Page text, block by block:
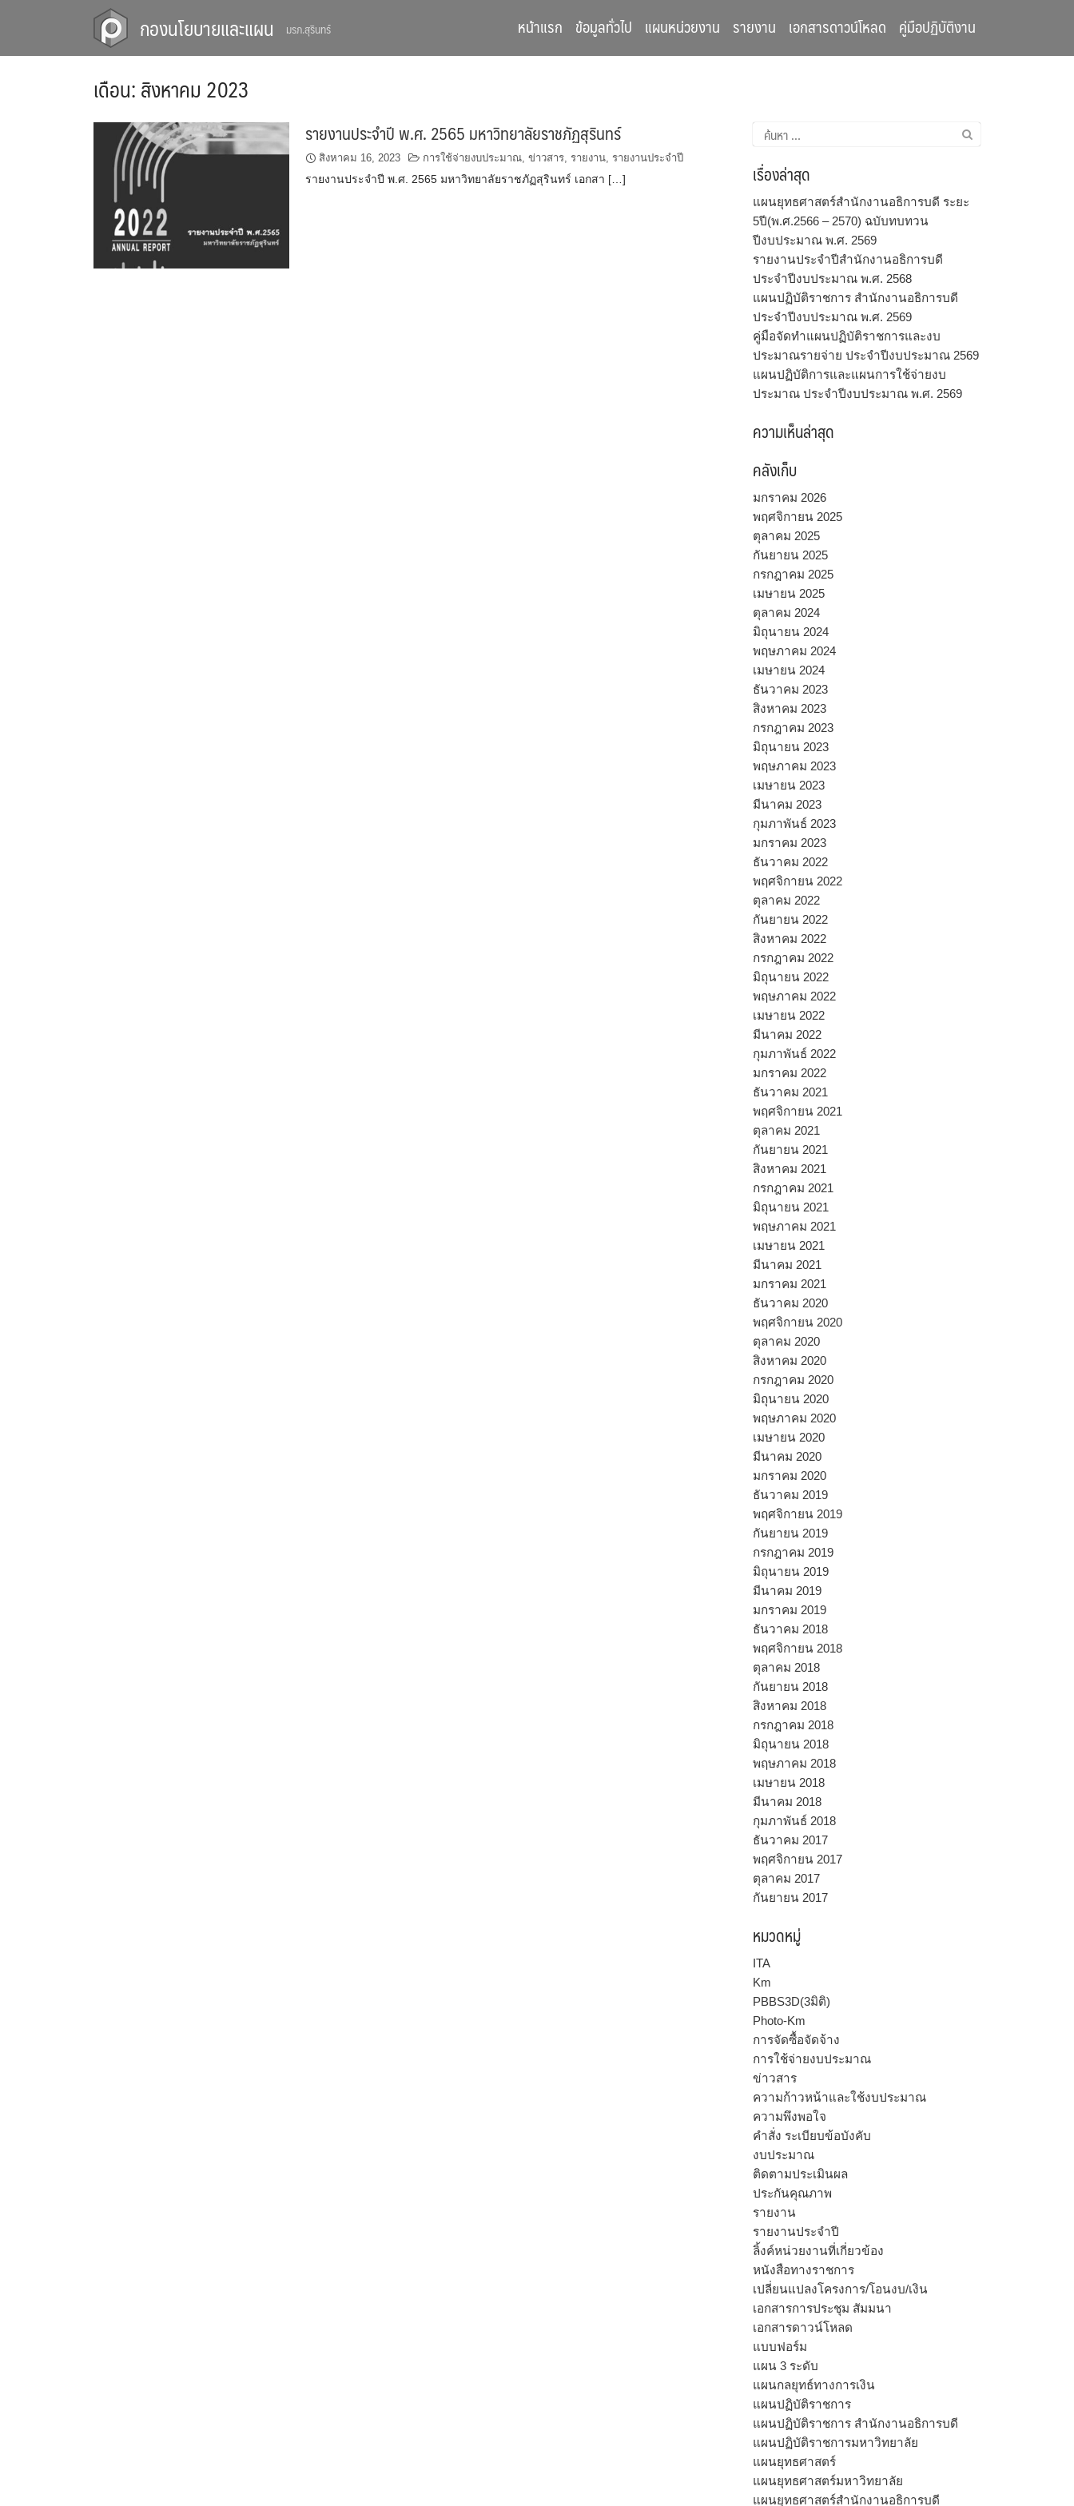
กองนโยบายและแผน มรภ.สุรินทร์ หน้าแรก ข้อมูลทั่วไป แผนหน่วยงาน รายงาน เอกสารดาวน์โหลด คู่มือปฏิบัติงาน
เดือน:สิงหาคม 2023
รายงานประจำปี พ.ศ. 2565 มหาวิทยาลัยราชภัฏสุรินทร์
สิงหาคม 16, 2023 การใช้จ่ายงบประมาณ,ข่าวสาร,รายงาน,รายงานประจำปี
รายงานประจำปี พ.ศ. 2565 มหาวิทยาลัยราชภัฏสุรินทร์ เอกสา […]
ค้นหา
สำหรับ:
เรื่องล่าสุด
แผนยุทธศาสตร์สำนักงานอธิการบดี ระยะ
5ปี(พ.ศ.2566 – 2570) ฉบับทบทวน
ปีงบประมาณ พ.ศ. 2569
รายงานประจำปีสำนักงานอธิการบดี
ประจำปีงบประมาณ พ.ศ. 2568
แผนปฏิบัติราชการ สำนักงานอธิการบดี
ประจำปีงบประมาณ พ.ศ. 2569
คู่มือจัดทำแผนปฏิบัติราชการและงบ
ประมาณรายจ่าย ประจำปีงบประมาณ 2569
แผนปฏิบัติการและแผนการใช้จ่ายงบ
ประมาณ ประจำปีงบประมาณ พ.ศ. 2569
ความเห็นล่าสุด
คลังเก็บ
มกราคม 2026
พฤศจิกายน 2025
ตุลาคม 2025
กันยายน 2025
กรกฎาคม 2025
เมษายน 2025
ตุลาคม 2024
มิถุนายน 2024
พฤษภาคม 2024
เมษายน 2024
ธันวาคม 2023
สิงหาคม 2023
กรกฎาคม 2023
มิถุนายน 2023
พฤษภาคม 2023
เมษายน 2023
มีนาคม 2023
กุมภาพันธ์ 2023
มกราคม 2023
ธันวาคม 2022
พฤศจิกายน 2022
ตุลาคม 2022
กันยายน 2022
สิงหาคม 2022
กรกฎาคม 2022
มิถุนายน 2022
พฤษภาคม 2022
เมษายน 2022
มีนาคม 2022
กุมภาพันธ์ 2022
มกราคม 2022
ธันวาคม 2021
พฤศจิกายน 2021
ตุลาคม 2021
กันยายน 2021
สิงหาคม 2021
กรกฎาคม 2021
มิถุนายน 2021
พฤษภาคม 2021
เมษายน 2021
มีนาคม 2021
มกราคม 2021
ธันวาคม 2020
พฤศจิกายน 2020
ตุลาคม 2020
สิงหาคม 2020
กรกฎาคม 2020
มิถุนายน 2020
พฤษภาคม 2020
เมษายน 2020
มีนาคม 2020
มกราคม 2020
ธันวาคม 2019
พฤศจิกายน 2019
กันยายน 2019
กรกฎาคม 2019
มิถุนายน 2019
มีนาคม 2019
มกราคม 2019
ธันวาคม 2018
พฤศจิกายน 2018
ตุลาคม 2018
กันยายน 2018
สิงหาคม 2018
กรกฎาคม 2018
มิถุนายน 2018
พฤษภาคม 2018
เมษายน 2018
มีนาคม 2018
กุมภาพันธ์ 2018
ธันวาคม 2017
พฤศจิกายน 2017
ตุลาคม 2017
กันยายน 2017
หมวดหมู่
ITA
Km
PBBS3D(3มิติ)
Photo-Km
การจัดซื้อจัดจ้าง
การใช้จ่ายงบประมาณ
ข่าวสาร
ความก้าวหน้าและใช้งบประมาณ
ความพึงพอใจ
คำสั่ง ระเบียบข้อบังคับ
งบประมาณ
ติดตามประเมินผล
ประกันคุณภาพ
รายงาน
รายงานประจำปี
ลิ้งค์หน่วยงานที่เกี่ยวข้อง
หนังสือทางราชการ
เปลี่ยนแปลงโครงการ/โอนงบ/เงิน
เอกสารการประชุม สัมมนา
เอกสารดาวน์โหลด
แบบฟอร์ม
แผน 3 ระดับ
แผนกลยุทธ์ทางการเงิน
แผนปฏิบัติราชการ
แผนปฏิบัติราชการ สำนักงานอธิการบดี
แผนปฏิบัติราชการมหาวิทยาลัย
แผนยุทธศาสตร์
แผนยุทธศาสตร์มหาวิทยาลัย
แผนยุทธศาสตร์สำนักงานอธิการบดี